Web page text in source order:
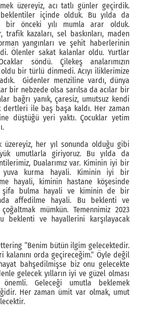
üzereyiz, acı tatlı günler geçirdik.
içinde olduk. Bu yılda da
bir önceki yılı mumla arar olduk.
trafik kazaları, sel baskınları, maden
yangınları ve şehit haberlerinin
Ölenler sakat kalanlar oldu. Yurtlar
söndü. Çilekeş analarımızın
oldu bir türlü dinmedi. Acıyı iliklerimize
Gidenler menziline vardı, dünya
bir nebzede olsa sarılsa da acılar bir
bağrı yanık, çaresiz, umutsuz kendi
dertleri ile baş başa kaldı. Her zaman
düştüğü yeri yaktı. Çocuklar yetim
üzereyiz, her yıl sonunda olduğu gibi
umutlarla giriyoruz. Bu yılda da
Dualarımız var. Kiminin iyi bir
yuva kurma hayali. Kiminin iyi bir
hayali, kiminin hastane köşesinde
şifa bulma hayali ve kiminin de bir
affedilme hayali. Bu beklenti ve
mümkün. Temennimiz 2023
beklenti ve hayallerini karşılayacak
“Benim bütün ilgim gelecektedir.
kalanını orda geçireceğim.” Öyle değil
bahşedilmişse biz onu gelecekte
gelecek yılların iyi ve güzel olması
Geleceği umutla beklemek
Her zaman ümit var olmak, umut